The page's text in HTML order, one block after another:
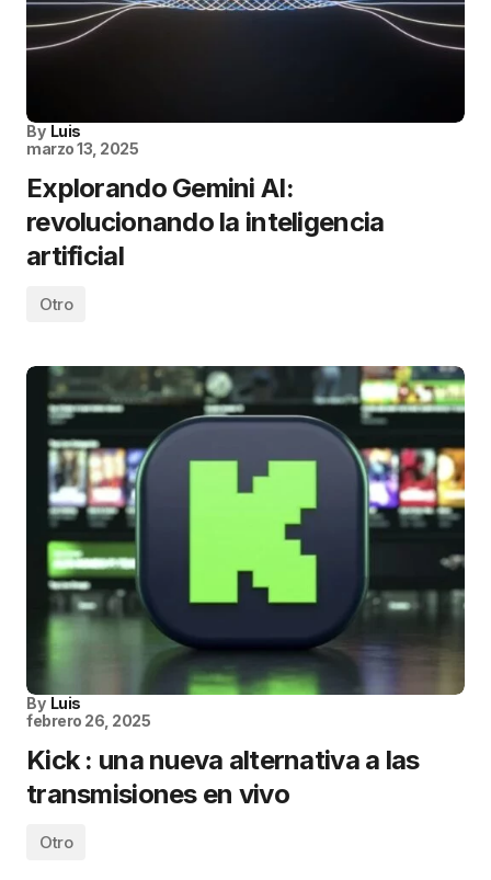
By Luis
marzo 13, 2025
Explorando Gemini AI:
revolucionando la inteligencia
artificial
Otro
By Luis
febrero 26, 2025
Kick : una nueva alternativa a las
transmisiones en vivo
Otro